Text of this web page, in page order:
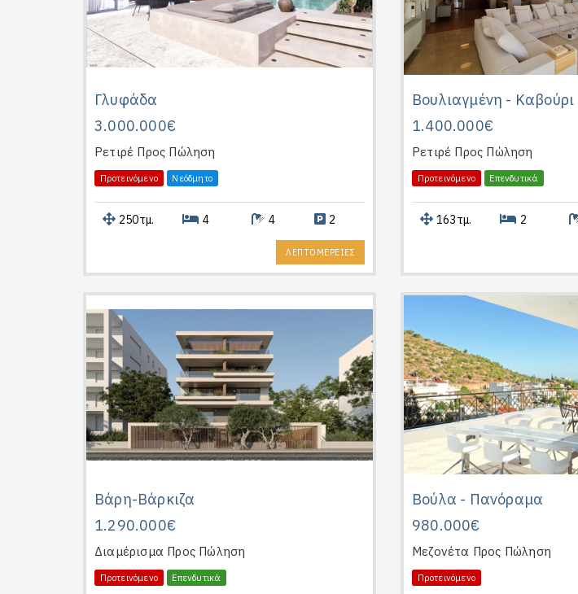
Γλυφάδα
3.000.000€
Ρετιρέ Προς Πώληση
Προτεινόμενο Νεόδμητο
250τμ. 4 4 2
ΛΕΠΤΟΜΕΡΕΙΕΣ
Βουλιαγμένη - Καβούρι
1.400.000€
Ρετιρέ Προς Πώληση
Προτεινόμενο Επενδυτικά
163τμ. 2
Βάρη-Βάρκιζα
1.290.000€
Διαμέρισμα Προς Πώληση
Προτεινόμενο Επενδυτικά
Βούλα - Πανόραμα
980.000€
Μεζονέτα Προς Πώληση
Προτεινόμενο